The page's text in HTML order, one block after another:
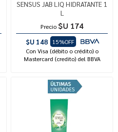
SENSUS JAB LIQ HIDRATANTE 1
L
Precio $U 174
$U 148
15%OFF
Con Visa (débito o crédito) o
Mastercard (credito) del BBVA